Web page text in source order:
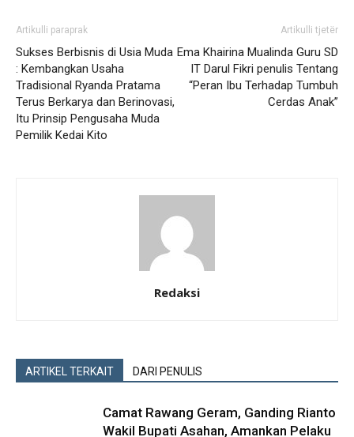
Artikulli paraprak
Sukses Berbisnis di Usia Muda
: Kembangkan Usaha
Tradisional Ryanda Pratama
Terus Berkarya dan Berinovasi,
Itu Prinsip Pengusaha Muda
Pemilik Kedai Kito
Artikulli tjetër
Ema Khairina Mualinda Guru SD
IT Darul Fikri penulis Tentang
“Peran Ibu Terhadap Tumbuh
Cerdas Anak”
Redaksi
ARTIKEL TERKAIT DARI PENULIS
Camat Rawang Geram, Ganding Rianto
Wakil Bupati Asahan, Amankan Pelaku